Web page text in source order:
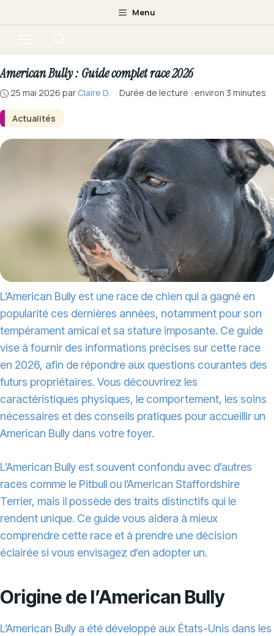
au
Menu
Actualités
American Bully : Guide complet race 2026
25 mai 2026 par Claire D. · Durée de lecture : environ 3 minutes
L’American Bully est une race de chien qui a gagné en
popularité ces dernières années, notamment pour son
tempérament amical et sa stature imposante. Ce guide
vise à fournir des informations précises sur cette race
en 2026, afin de répondre aux questions courantes des
futurs propriétaires. Vous découvrirez les
caractéristiques physiques, le comportement, les soins
nécessaires et des conseils pratiques pour accueillir un
American Bully dans votre foyer.
L’American Bully est souvent confondu avec d’autres
races comme le Pitbull ou l’American Staffordshire
Terrier, mais il possède des traits distinctifs qui le
rendent unique. Ce guide vous aidera à mieux
comprendre cette race et à prendre une décision
éclairée si vous envisagez d’en adopter un.
Origine de l’American Bully
L’American Bully a été développé aux États-Unis dans les